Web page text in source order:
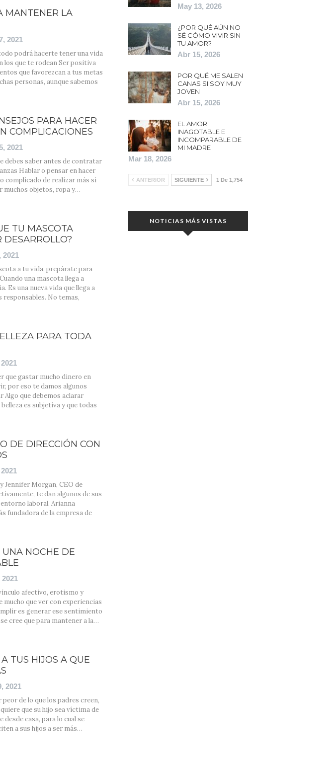
MANTENER LA
2021
podrá hacerte tener una vida
los que te rodeanSer positiva
que favorezcan a tus metas
personas, aunque sabemos
PARA HACER
COMPLICACIONES
2021
debes saber antes de contratar
Hablar o pensar en hacer
complicado de realizar más si
muchos objetos, ropa y…
TU MASCOTA
DESARROLLO?
2021
a tu vida, prepárate para
Cuando una mascota llega a
Es una nueva vida que llega a
responsables. No temas,
PARA TODA
que gastar mucho dinero en
por eso te damos algunos
Algo que debemos aclarar
es subjetiva y que todas
DE DIRECCIÓN CON
Morgan, CEO de
te dan algunos de sus
laboral. Arianna
fundadora de la empresa de
UNA NOCHE DE
2021
afectivo, erotismo y
que ver con experiencias
es generar ese sentimiento
cree que para mantener a la…
TUS HIJOS A QUE
2021
de lo que los padres creen,
que su hijo sea víctima de
desde casa, para lo cual se
a sus hijos a ser más…
May 13, 2026
¿POR QUÉ AÚN NO
SÉ CÓMO VIVIR SIN
TU AMOR?
Abr 15, 2026
POR QUÉ ME SALEN
CANAS SI SOY MUY
JOVEN
Abr 15, 2026
EL AMOR
INAGOTABLE E
INCOMPARABLE DE
MI MADRE
Mar 18, 2026
ANTERIOR SIGUIENTE 1 De 1,754
NOTICIAS MÁS VISTAS